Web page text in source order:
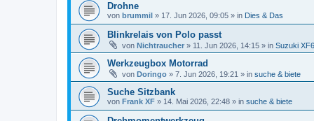
Drohne
von brummil » 17. Jun 2026, 09:05 » in Dies & Das
Blinkrelais von Polo passt
von Nichtraucher » 11. Jun 2026, 14:15 » in Suzuki
Werkzeugbox Motorrad
von Doringo » 7. Jun 2026, 19:21 » in suche & biete
Suche Sitzbank
von Frank XF » 14. Mai 2026, 22:48 » in suche & biete